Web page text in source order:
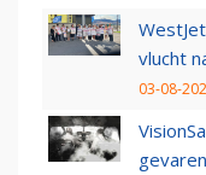
vlucht
03-08-